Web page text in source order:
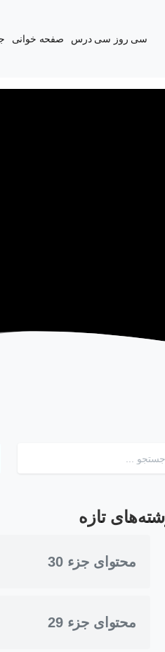
سی روز سی درس صفحه خوانی
تازه
محتوای جزء 30
محتوای جزء 29